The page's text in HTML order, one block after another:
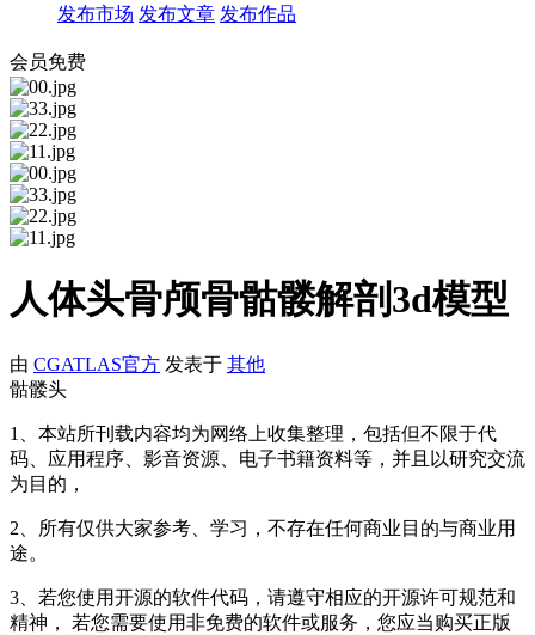
发布市场 发布文章 发布作品
会员免费
人体头骨颅骨骷髅解剖3d模型
由 CGATLAS官方 发表于 其他
骷髅头
1、本站所刊载内容均为网络上收集整理，包括但不限于代
码、应用程序、影音资源、电子书籍资料等，并且以研究交流
为目的，
2、所有仅供大家参考、学习，不存在任何商业目的与商业用
途。
3、若您使用开源的软件代码，请遵守相应的开源许可规范和
精神， 若您需要使用非免费的软件或服务，您应当购买正版